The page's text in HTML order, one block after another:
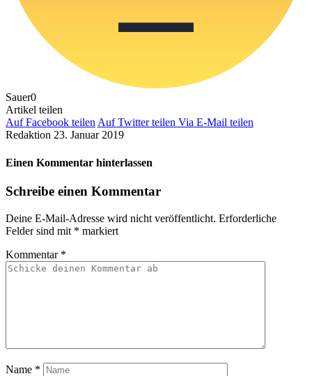
Sauer0
Artikel teilen
Auf Facebook teilenAuf Twitter teilen Via E-Mail teilen
Redaktion 23. Januar 2019
Einen Kommentar hinterlassen
Schreibe einen Kommentar
Deine E-Mail-Adresse wird nicht veröffentlicht. Erforderliche
Felder sind mit * markiert
Kommentar *
Name *